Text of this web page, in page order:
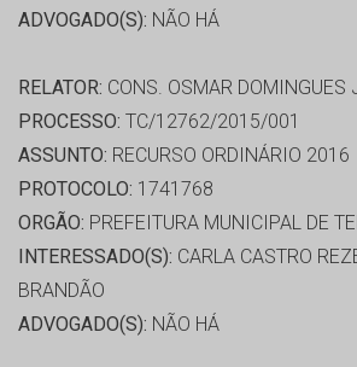
ADVOGADO(S): NÃO HÁ
RELATOR: CONS. OSMAR DOMINGUES
PROCESSO: TC/12762/2015/001
ASSUNTO: RECURSO ORDINÁRIO 2016
PROTOCOLO: 1741768
ORGÃO: PREFEITURA MUNICIPAL DE
INTERESSADO(S): CARLA CASTRO
BRANDÃO
ADVOGADO(S): NÃO HÁ